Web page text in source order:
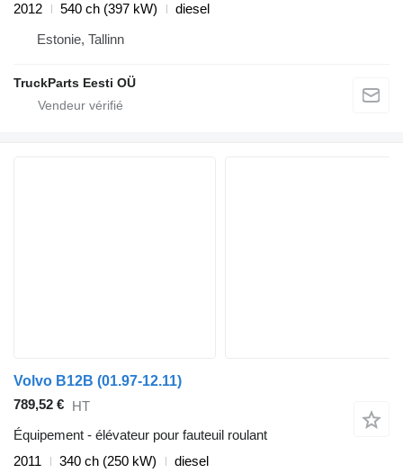
2012
540 ch (397 kW)
diesel
Estonie, Tallinn
TruckParts Eesti OÜ
Volvo B12B (01.97-12.11)
789,52 € HT
Équipement - élévateur pour fauteuil roulant
2011
340 ch (250 kW)
diesel